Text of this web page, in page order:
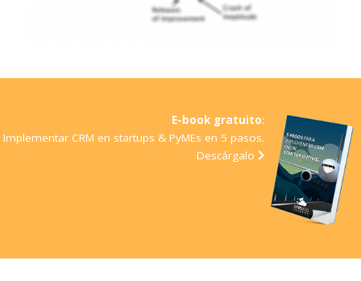
E-book gratuito:
Implementar CRM en startups & PyMEs en 5 pasos.
Descárgalo